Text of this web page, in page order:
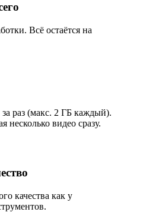
Всё остаётся на
раз (макс. 2 ГБ каждый).
несколько видео сразу.
качества как у